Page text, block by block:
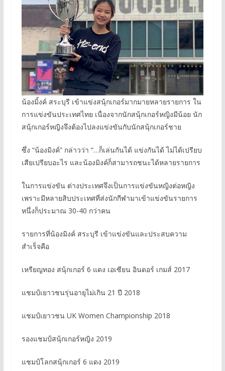
น้องมิ้งค์ สระบุรี เข้าแข่งสนุ้กเกอร์มากมายหลายรายการ ใน
การแข่งขันประเทศไทย เนื่องจากนักสนุ้กเกอร์หญิงมีน้อย นัก
สนุ้กเกอร์หญิงจึงต้องไปลงแข่งขันกับนักสนุ้กเกอร์ชาย
ซึ่ง “น้องมิงค์” กล่าวว่า “…ก็เล่นกันได้ แข่งกันได้ ไม่ได้เปรียบ
เสียเปรียบอะไร และน้องมิงค์ก็สามารถชนะได้หลายรายการ
ในการแข่งขัน ต่างประเทศจึงเป็นการแข่งขันหญิงต่อหญิง
เพราะมีหลายสิบประเทศที่ส่งนักกีฬามาเข้าแข่งขันรายการ
หนึ่งก็ประมาณ 30-40 กว่าคน
รายการที่น้องมิงค์ สระบุรี เข้าแข่งขันและประสบความ
สำเร็จคือ
เหรียญทอง สนุ้กเกอร์ 6 แดง เอเซียน อินดอร์ เกมส์ 2017
แชมป์เยาวชนรุ่นอายุไม่เกิน 21 ปี 2018
แชมป์เยาวชน UK Women Championship 2018
รองแชมป์สนุ้กเกอร์หญิง 2019
แชมป์โลกสนุ้กเกอร์ 6 แดง 2019